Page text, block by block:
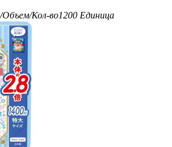
Объем/Кол-во1200 Единица